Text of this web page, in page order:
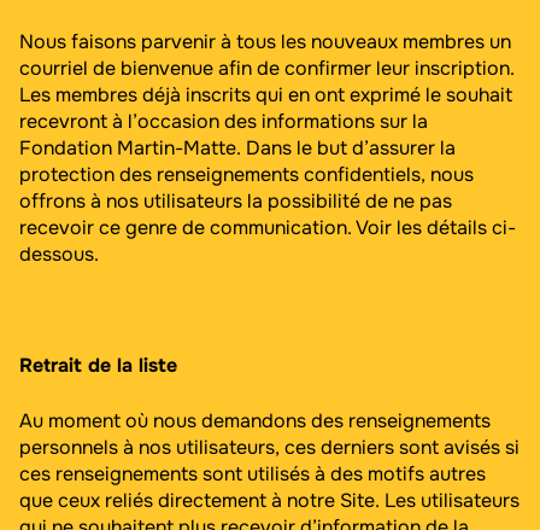
Nous faisons parvenir à tous les nouveaux membres un
courriel de bienvenue afin de confirmer leur inscription.
Les membres déjà inscrits qui en ont exprimé le souhait
recevront à l’occasion des informations sur la
Fondation Martin-Matte. Dans le but d’assurer la
protection des renseignements confidentiels, nous
offrons à nos utilisateurs la possibilité de ne pas
recevoir ce genre de communication. Voir les détails ci-
dessous.
Retrait de la liste
Au moment où nous demandons des renseignements
personnels à nos utilisateurs, ces derniers sont avisés si
ces renseignements sont utilisés à des motifs autres
que ceux reliés directement à notre Site. Les utilisateurs